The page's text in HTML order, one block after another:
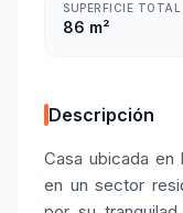
SUPERFICIE TOTAL
86 m²
Descripción
Casa ubicada en
en un sector